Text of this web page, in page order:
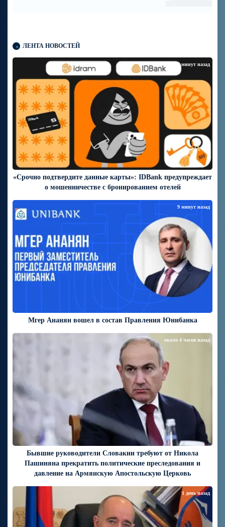
ЛЕНТА НОВОСТЕЙ
«Срочно подтвердите данные карты»: IDBank предупреждает
о мошенничестве с бронированием отелей
32 минут назад
Мгер Ананян вошел в состав Правления Юнибанка
9 минут назад
Бывшие руководители Словакии требуют от Никола
Пашиняна прекратить политические преследования и
давление на Армянскую Апостольскую Церковь
около 4 часов назад
1 день назад